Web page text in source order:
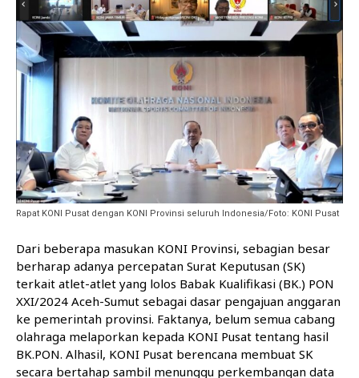
Rapat KONI Pusat dengan KONI Provinsi seluruh Indonesia/Foto: KONI Pusat
Dari beberapa masukan KONI Provinsi, sebagian besar
berharap adanya percepatan Surat Keputusan (SK)
terkait atlet-atlet yang lolos Babak Kualifikasi (BK.) PON
XXI/2024 Aceh-Sumut sebagai dasar pengajuan anggaran
ke pemerintah provinsi. Faktanya, belum semua cabang
olahraga melaporkan kepada KONI Pusat tentang hasil
BK.PON. Alhasil, KONI Pusat berencana membuat SK
secara bertahap sambil menunggu perkembangan data